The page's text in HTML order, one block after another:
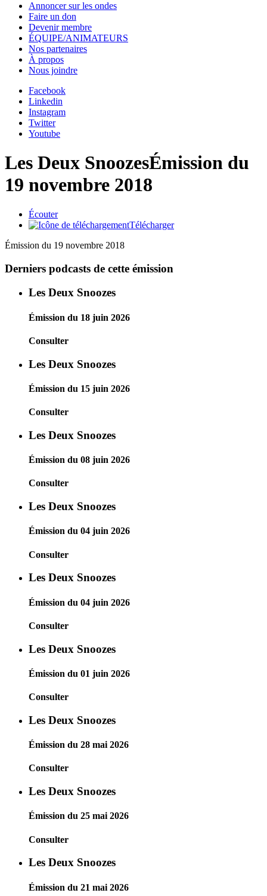
Annoncer sur les ondes
Faire un don
Devenir membre
ÉQUIPE/ANIMATEURS
Nos partenaires
À propos
Nous joindre
Facebook
Linkedin
Instagram
Twitter
Youtube
Les Deux SnoozesÉmission du
19 novembre 2018
Écouter
Télécharger
Émission du 19 novembre 2018
Derniers podcasts de cette émission
Les Deux Snoozes
Émission du 18 juin 2026
Consulter
Les Deux Snoozes
Émission du 15 juin 2026
Consulter
Les Deux Snoozes
Émission du 08 juin 2026
Consulter
Les Deux Snoozes
Émission du 04 juin 2026
Consulter
Les Deux Snoozes
Émission du 04 juin 2026
Consulter
Les Deux Snoozes
Émission du 01 juin 2026
Consulter
Les Deux Snoozes
Émission du 28 mai 2026
Consulter
Les Deux Snoozes
Émission du 25 mai 2026
Consulter
Les Deux Snoozes
Émission du 21 mai 2026